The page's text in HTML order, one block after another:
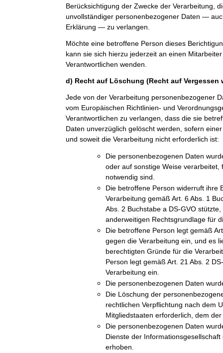
Berücksichtigung der Zwecke der Verarbeitung,
unvollständiger personenbezogener Daten —
Erklärung — zu verlangen.
Möchte eine betroffene Person dieses
kann sie sich hierzu jederzeit an einen
Verantwortlichen wenden.
d) Recht auf Löschung (Recht auf Vergessen
Jede von der Verarbeitung personenbezogener
vom Europäischen Richtlinien- und
Verantwortlichen zu verlangen, dass die sie
Daten unverzüglich gelöscht werden, sofern
und soweit die Verarbeitung nicht erforderlich ist:
Die personenbezogenen Daten
oder auf sonstige Weise verarbeitet,
notwendig sind.
Die betroffene Person widerruft ihre
Verarbeitung gemäß Art. 6 Abs. 1
Abs. 2 Buchstabe a DS-GVO
anderweitigen Rechtsgrundlage für
Die betroffene Person legt gemäß
gegen die Verarbeitung ein, und es
berechtigten Gründe für die
Person legt gemäß Art. 21 Abs. 2
Verarbeitung ein.
Die personenbezogenen Daten
Die Löschung der
rechtlichen Verpflichtung nach dem
Mitgliedstaaten erforderlich, dem
Die personenbezogenen Daten
Dienste der
erhoben.